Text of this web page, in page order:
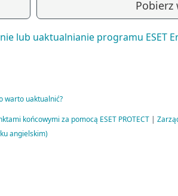
Pobierz
lub uaktualnianie programu ESET
warto uaktualnić?
końcowymi za pomocą ESET PROTECT |
angielskim)